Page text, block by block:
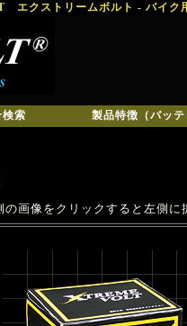
エクストリームボルト - バイク
索 製品特徴（バッテ
の画像をクリックすると左側に